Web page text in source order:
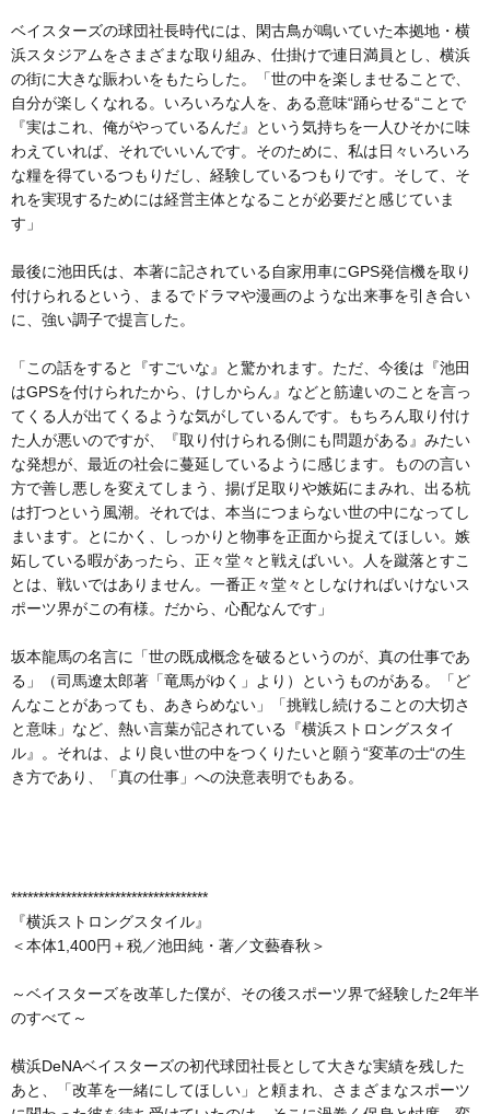
ベイスターズの球団社長時代には、閑古鳥が鳴いていた本拠地・横
浜スタジアムをさまざまな取り組み、仕掛けで連日満員とし、横浜
の街に大きな賑わいをもたらした。「世の中を楽しませることで、
自分が楽しくなれる。いろいろな人を、ある意味“踊らせる“ことで
『実はこれ、俺がやっているんだ』という気持ちを一人ひそかに味
わえていれば、それでいいんです。そのために、私は日々いろいろ
な糧を得ているつもりだし、経験しているつもりです。そして、そ
れを実現するためには経営主体となることが必要だと感じていま
す」
最後に池田氏は、本著に記されている自家用車にGPS発信機を取り
付けられるという、まるでドラマや漫画のような出来事を引き合い
に、強い調子で提言した。
「この話をすると『すごいな』と驚かれます。ただ、今後は『池田
はGPSを付けられたから、けしからん』などと筋違いのことを言っ
てくる人が出てくるような気がしているんです。もちろん取り付け
た人が悪いのですが、『取り付けられる側にも問題がある』みたい
な発想が、最近の社会に蔓延しているように感じます。ものの言い
方で善し悪しを変えてしまう、揚げ足取りや嫉妬にまみれ、出る杭
は打つという風潮。それでは、本当につまらない世の中になってし
まいます。とにかく、しっかりと物事を正面から捉えてほしい。嫉
妬している暇があったら、正々堂々と戦えばいい。人を蹴落とすこ
とは、戦いではありません。一番正々堂々としなければいけないス
ポーツ界がこの有様。だから、心配なんです」
坂本龍馬の名言に「世の既成概念を破るというのが、真の仕事であ
る」（司馬遼太郎著「竜馬がゆく」より）というものがある。「ど
んなことがあっても、あきらめない」「挑戦し続けることの大切さ
と意味」など、熱い言葉が記されている『横浜ストロングスタイ
ル』。それは、より良い世の中をつくりたいと願う“変革の士“の生
き方であり、「真の仕事」への決意表明でもある。
************************************
『横浜ストロングスタイル』
＜本体1,400円＋税／池田純・著／文藝春秋＞
～ベイスターズを改革した僕が、その後スポーツ界で経験した2年半
のすべて～
横浜DeNAベイスターズの初代球団社長として大きな実績を残した
あと、「改革を一緒にしてほしい」と頼まれ、さまざまなスポーツ